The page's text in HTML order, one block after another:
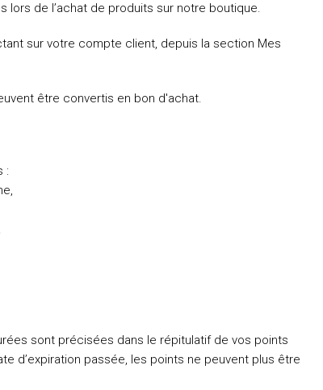
lors de l’achat de produits sur notre boutique.
sur votre compte client, depuis la section Mes
être convertis en bon d'achat.
:
sont précisées dans le répitulatif de vos points
d’expiration passée, les points ne peuvent plus être